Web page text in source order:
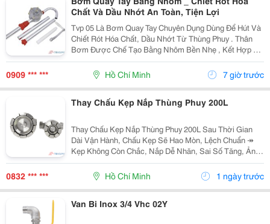
Chất Và Dầu Nhớt An Toàn, Tiện Lợi
Tvp 05 Là Bơm Quay Tay Chuyên Dụng Dùng Để Hút Và
Chiết Rót Hóa Chất, Dầu Nhớt Từ Thùng Phuy . Thân
Bơm Được Chế Tạo Bằng Nhôm Bền Nhẹ , Kết Hợp Cơ
Chế Quay Tay 360&Deg; Giúp Vận Hành Êm, Thao Tác
Dễ Dàng Và Không Cần Sử Dụng Nguồn Điện. Thông
0909 *** *** Hồ Chí Minh 7 giờ trước
Thay Chấu Kẹp Nắp Thùng Phuy 200L
Thay Chấu Kẹp Nắp Thùng Phuy 200L Sau Thời Gian
Dài Vận Hành, Chấu Kẹp Sẽ Hao Mòn, Lệch Chuẩn ↠
Kẹp Không Còn Chắc, Nắp Dễ Nhăn, Sai Số Tăng, Ảnh
Hưởng Trực Tiếp Đến Chất Lượng Đóng Gói. Giải
Pháp? Thay Chấu Kẹp Định Kỳ Sau 1&Ndash;2...
0832 *** *** Hồ Chí Minh 1 ngày trước
Van Bi Inox 3/4 Vhc 02Y